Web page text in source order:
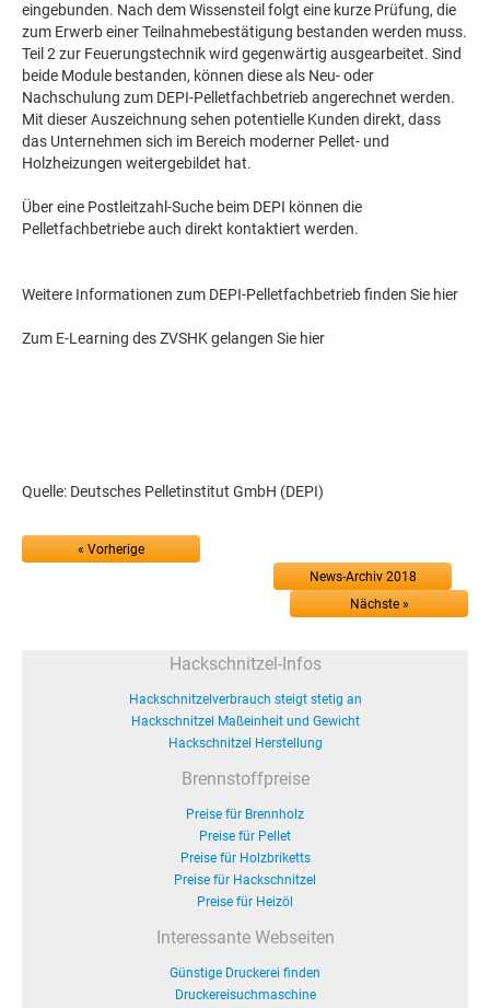
eingebunden. Nach dem Wissensteil folgt eine kurze Prüfung, die
zum Erwerb einer Teilnahmebestätigung bestanden werden muss.
Teil 2 zur Feuerungstechnik wird gegenwärtig ausgearbeitet. Sind
beide Module bestanden, können diese als Neu- oder
Nachschulung zum DEPI-Pelletfachbetrieb angerechnet werden.
Mit dieser Auszeichnung sehen potentielle Kunden direkt, dass
das Unternehmen sich im Bereich moderner Pellet- und
Holzheizungen weitergebildet hat.
Über eine Postleitzahl-Suche beim DEPI können die
Pelletfachbetriebe auch direkt kontaktiert werden.
Weitere Informationen zum DEPI-Pelletfachbetrieb finden Sie hier
Zum E-Learning des ZVSHK gelangen Sie hier
Quelle: Deutsches Pelletinstitut GmbH (DEPI)
« Vorherige
News-Archiv 2018
Nächste »
Hackschnitzel-Infos
Hackschnitzelverbrauch steigt stetig an
Hackschnitzel Maßeinheit und Gewicht
Hackschnitzel Herstellung
Brennstoffpreise
Preise für Brennholz
Preise für Pellet
Preise für Holzbriketts
Preise für Hackschnitzel
Preise für Heizöl
Interessante Webseiten
Günstige Druckerei finden
Druckereisuchmaschine